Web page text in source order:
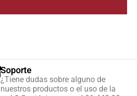
Soporte
¿Tiene dudas sobre alguno de
nuestros productos o el uso de la